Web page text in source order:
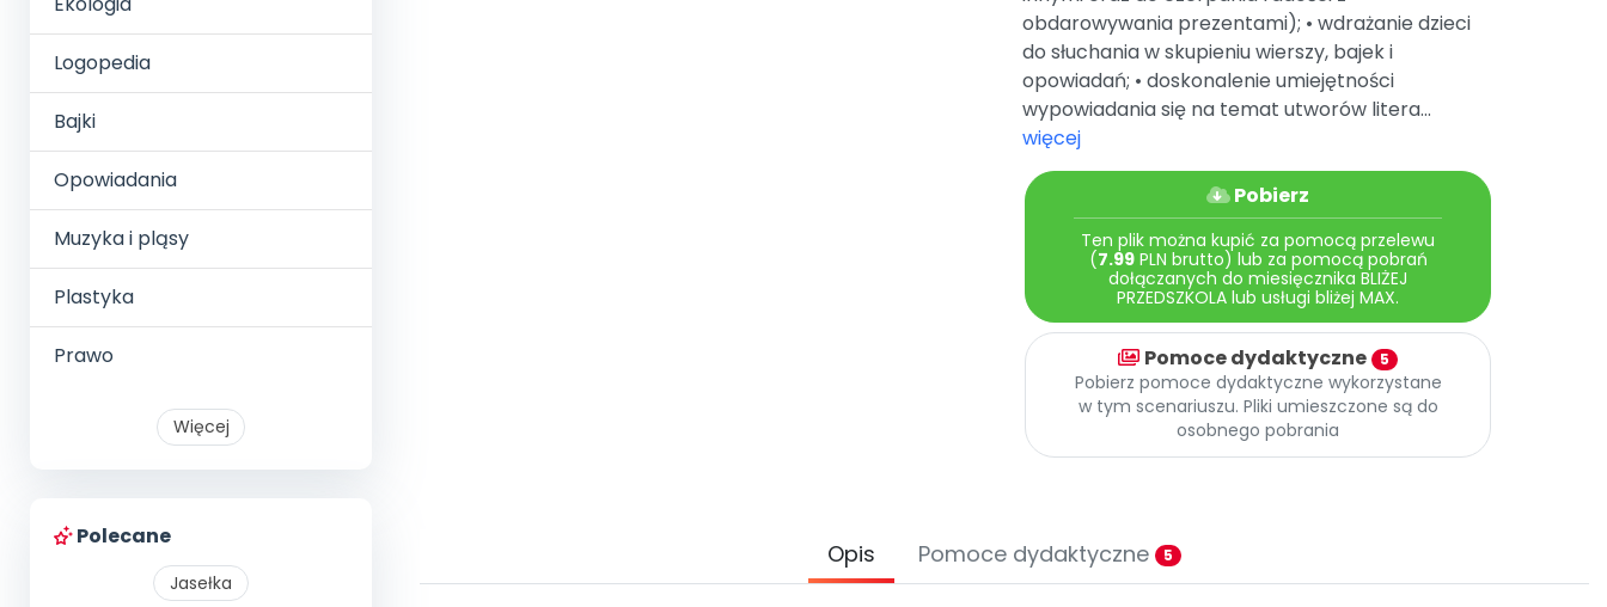
Logopedia
Bajki
Opowiadania
Muzyka i pląsy
Plastyka
Prawo
Więcej
Polecane
Jasełka
obdarowywania prezentami); • wdrażanie dzieci
do słuchania w skupieniu wierszy, bajek i
opowiadań; • doskonalenie umiejętności
wypowiadania się na temat utworów litera...
więcej
Pobierz
Ten plik można kupić za pomocą przelewu
(7.99PLN brutto) lub za pomocą pobrań
dołączanych do miesięcznika BLIŻEJ
PRZEDSZKOLA lub usługi bliżej MAX.
Pomoce dydaktyczne 5
Pobierz pomoce dydaktyczne wykorzystane
w tym scenariuszu. Pliki umieszczone są do
osobnego pobrania
Opis Pomoce dydaktyczne 5